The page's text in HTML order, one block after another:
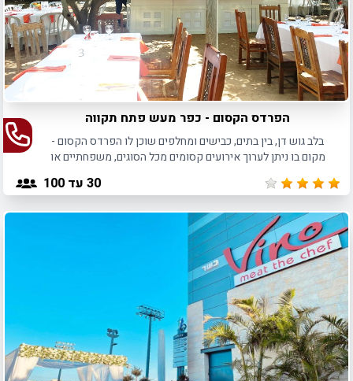
הפרדס הקסום - כפר מעש פתח תקווה
בלב גוש דן, בין בתים, כבישים ומחלפים שוכן לו הפרדס הקסום -
מקום בו ניתן לערוך אירועים קסומים מכל הסוגים, משפחתיים או
30 עד 100